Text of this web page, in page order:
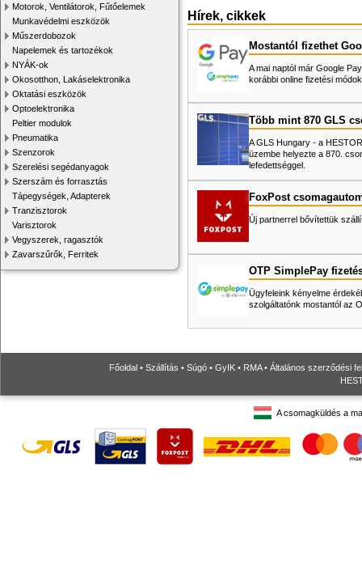
Motorok, Ventilátorok, Fűtőelemek
Munkavédelmi eszközök
Műszerdobozok
Napelemek és tartozékok
NYÁK-ok
Okosotthon, Lakáselektronika
Oktatási eszközök
Optoelektronika
Peltier modulok
Pneumatika
Szenzorok
Szerelési segédanyagok
Szerszám és forrasztás
Tápegységek, Adapterek
Tranzisztorok
Varisztorok
Vegyszerek, ragasztók
Zavarszűrők, Ferritek
Hírek, cikkek
Mostantól fizethet
A mai naptól már Google
korábbi online fizetési
Több mint 870 GLS
A GLS Hungary - a
üzembe helyezte a 870.
lefedettséggel.
FoxPost
Új partnerrel bővítettük
OTP SimplePay
Ügyfeleink kényelme
szolgáltatónk mostantól az
Főoldal • Szállítás • Súgó • GyIK • RMA• Általános szerződési
A csomagküldés a